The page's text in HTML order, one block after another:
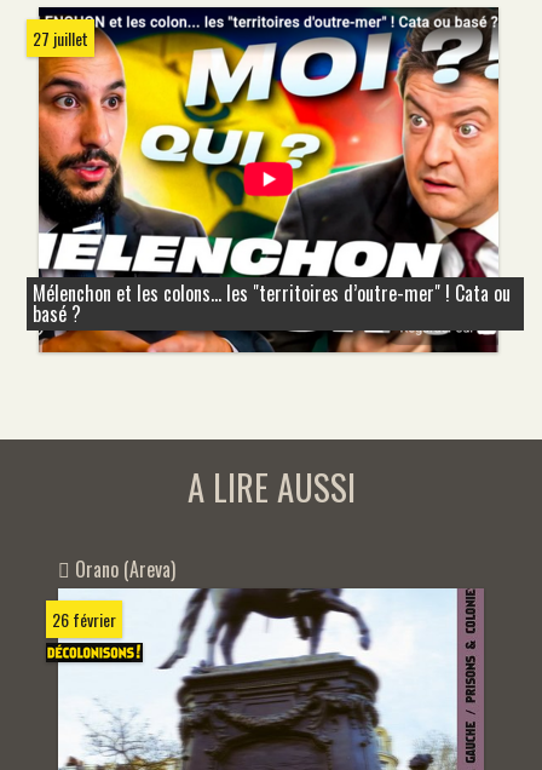
27 juillet
Mélenchon et les colons... les "territoires d’outre-mer" ! Cata ou
basé ?
A LIRE AUSSI
Orano (Areva)
26 février